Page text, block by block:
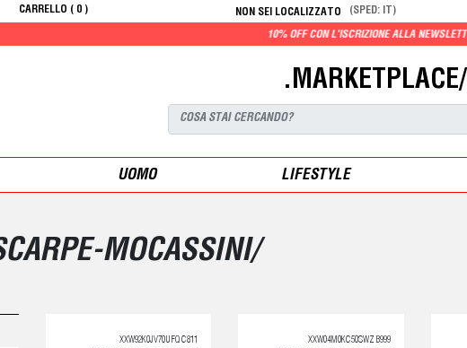
CARRELLO (0 ) NON SEI LOCALIZZATO (SPED: IT)
10% OFF CON L'ISCRIZIONE ALLA NEWSLETTER
.MARKETPLACE/
UOMO LIFESTYLE
MOCASSINI/
XXW92K0JV70UFQ C811 XXW04M0KC50SWZ B999